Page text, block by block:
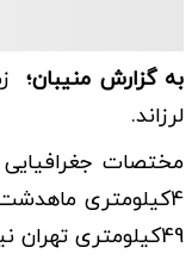
به گزارش منیبان؛
لرزاند.
49کیلومتری تهران نیز احساس شده است.